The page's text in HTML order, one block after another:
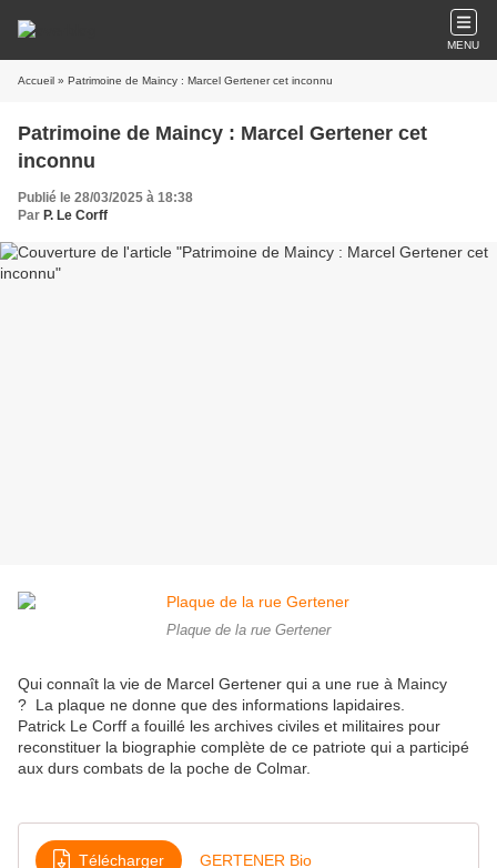
MENU
Accueil » Patrimoine de Maincy : Marcel Gertener cet inconnu
Patrimoine de Maincy : Marcel Gertener cet
inconnu
Publié le 28/03/2025 à 18:38
Par P. Le Corff
Plaque de la rue Gertener
Qui connaît la vie de Marcel Gertener qui a une rue à Maincy
? La plaque ne donne que des informations lapidaires.
Patrick Le Corff a fouillé les archives civiles et militaires pour
reconstituer la biographie complète de ce patriote qui a participé
aux durs combats de la poche de Colmar.
Télécharger GERTENER Bio